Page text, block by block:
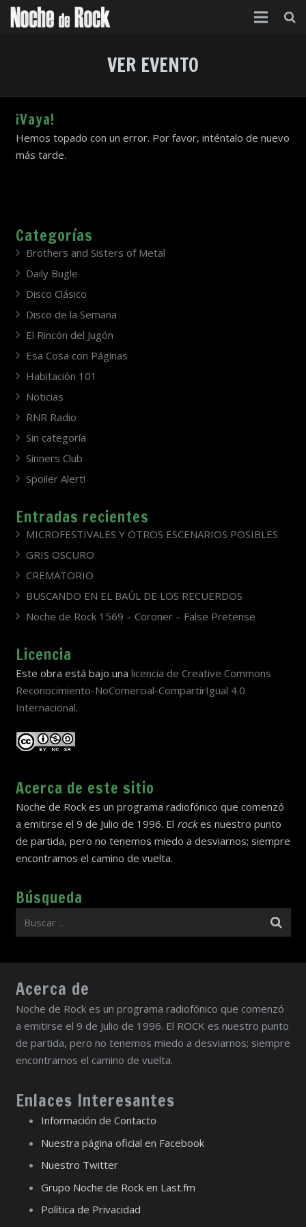
Agenda
Foro
VER EVENTO
¡Vaya!
Hemos topado con un error. Por favor, inténtalo de nuevo
más tarde.
Categorías
Brothers and Sisters of Metal
Daily Bugle
Disco Clásico
Disco de la Semana
El Rincón del Jugón
Esa Cosa con Páginas
Habitación 101
Noticias
RNR Radio
Sin categoría
Sinners Club
Spoiler Alert!
Entradas recientes
MICROFESTIVALES Y OTROS ESCENARIOS POSIBLES
GRIS OSCURO
CREMATORIO
BUSCANDO EN EL BAÚL DE LOS RECUERDOS
Noche de Rock 1569 – Coroner – False Pretense
Licencia
Este obra está bajo una licencia de Creative Commons
Reconocimiento-NoComercial-CompartirIgual 4.0
Internacional.
Acerca de este sitio
Noche de Rock es un programa radiofónico que comenzó
a emitirse el 9 de Julio de 1996. El rockes nuestro punto
de partida, pero no tenemos miedo a desviarnos; siempre
encontramos el camino de vuelta.
Búsqueda
Acerca de
Noche de Rock es un programa radiofónico que comenzó
a emitirse el 9 de Julio de 1996. El ROCK es nuestro punto
de partida, pero no tenemos miedo a desviarnos; siempre
encontramos el camino de vuelta.
Enlaces Interesantes
Información de Contacto
Nuestra página oficial en Facebook
Nuestro Twitter
Grupo Noche de Rock en Last.fm
Política de Privacidad